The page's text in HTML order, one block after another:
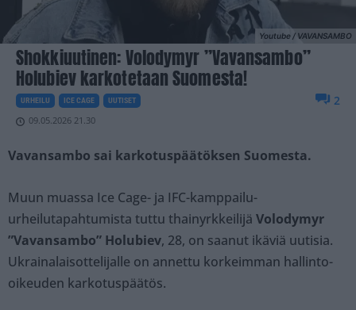
Youtube / VAVANSAMBO
Shokkiuutinen: Volodymyr ”Vavansambo”
Holubiev karkotetaan Suomesta!
URHEILU ICE CAGE UUTISET
09.05.2026 21.30
2
Vavansambo sai karkotuspäätöksen Suomesta.
Muun muassa Ice Cage- ja IFC-kamppailu-
urheilutapahtumista tuttu thainyrkkeilijä Volodymyr
”Vavansambo” Holubiev, 28, on saanut ikäviä uutisia.
Ukrainalaisottelijalle on annettu korkeimman hallinto-
oikeuden karkotuspäätös.